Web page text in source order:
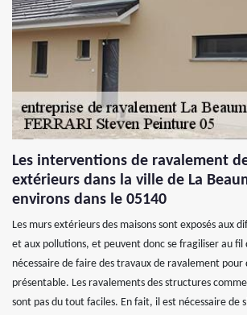
Les interventions de ravalement
extérieurs dans la ville de La
environs dans le 05140
Les murs extérieurs des maisons sont exposés aux
et aux pollutions, et peuvent donc se fragiliser au fil
nécessaire de faire des travaux de ravalement
présentable. Les ravalements des structures
sont pas du tout faciles. En fait, il est nécessaire de